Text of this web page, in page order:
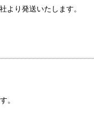
より発送いたします。
。